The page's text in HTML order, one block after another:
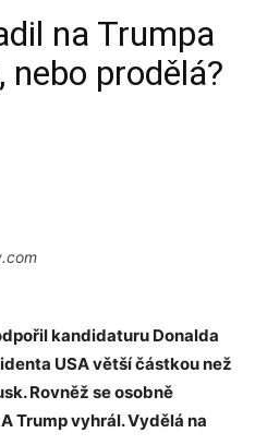
na Trumpa
nebo prodělá?
kandidaturu Donalda
USA větší částkou než
Rovněž se osobně
Trump vyhrál. Vydělá na